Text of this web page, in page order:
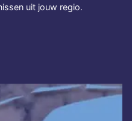
uit jouw regio.